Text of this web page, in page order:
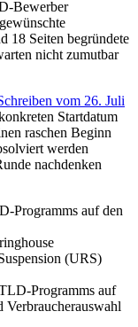
Bewerber
18 Seiten begründete
nicht zumutbar
vom 26. Juli
Startdatum
raschen Beginn
werden
nachdenken
Programms auf den
(URS)
Programms auf
Verbraucherauswahl